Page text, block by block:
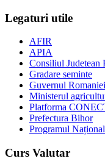
Legaturi utile
AFIR
APIA
Consiliul Judetean
Gradare seminte
Guvernul Romaniei
Ministerul
Platforma
Prefectura Bihor
Programul
Curs Valutar